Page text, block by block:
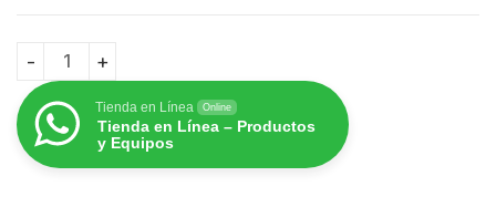
Domo TURBOHD 3K HIBRIDA B/N - Color VU / IR
Tienda en Línea Online
Tienda en Línea – Productos
y Equipos